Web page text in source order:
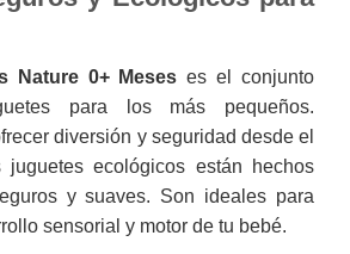
Nature 0+ Meses es el conjunto
para los más pequeños.
diversión y seguridad desde el
juguetes ecológicos están hechos
y suaves. Son ideales para
sensorial y motor de tu bebé.